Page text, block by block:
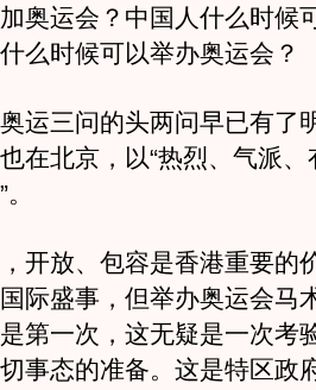
奥运会？中国人什么时候
么时候可以举办奥运会？
三问的头两问早已有了
在北京，以“热烈、气派
放、包容是香港重要的
际盛事，但举办奥运会马
第一次，这无疑是一次考
事态的准备。这是特区政